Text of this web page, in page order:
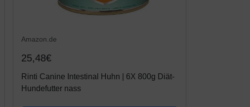
Amazon.de
25,48€
Rinti Canine Intestinal Huhn | 6X 800g Diät-
Hundefutter nass